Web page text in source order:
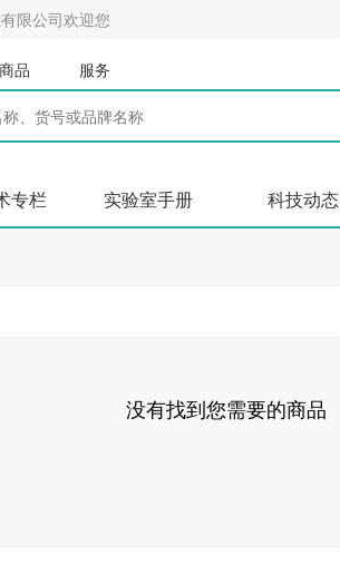
限公司欢迎您
商品 服务
专栏 实验室手册 科技动态
没有找到您需要的商品